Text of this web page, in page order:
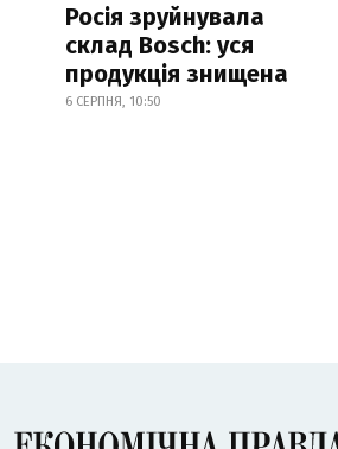
Росія зруйнувала
склад Bosch: уся
продукція знищена
6 СЕРПНЯ, 10:50